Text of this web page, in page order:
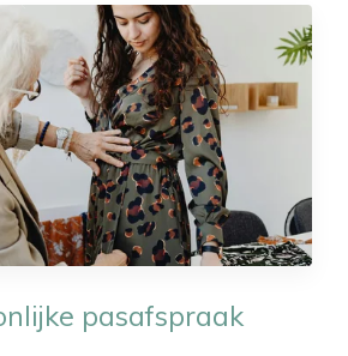
pasafspraak